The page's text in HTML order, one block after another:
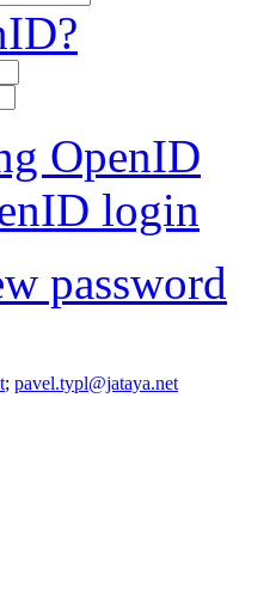
OpenID
login
password
; pavel.typl@jataya.net